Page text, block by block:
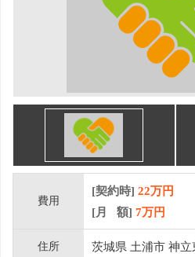
費用
[契約時] 22万円
[月 額] 7万円
住所 茨城県 土浦市 神立